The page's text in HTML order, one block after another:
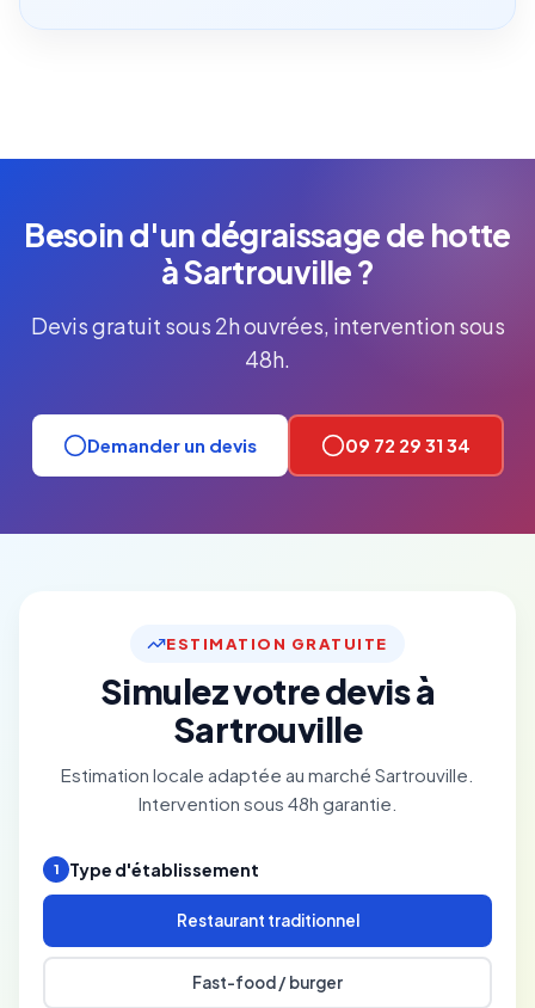
Besoin d'un dégraissage de hotte
à Sartrouville ?
Devis gratuit sous 2h ouvrées, intervention sous
48h.
Demander un devis 09 72 29 31 34
ESTIMATION GRATUITE
Simulez votre devis à
Sartrouville
Estimation locale adaptée au marché Sartrouville.
Intervention sous 48h garantie.
1 Type d'établissement
Restaurant traditionnel
Fast-food / burger